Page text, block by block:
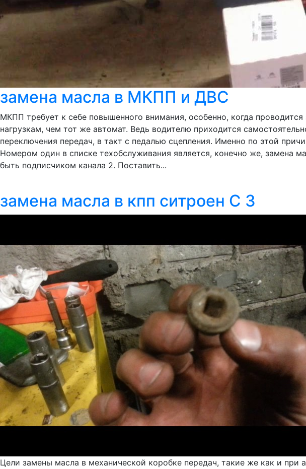
замена масла в МКПП и ДВС
МКПП требует к себе повышенного внимания, особенно, когда
нагрузкам, чем тот же автомат. Ведь водителю приходится
переключения передач, в такт с педалью сцепления. Именно по этой
Номером один в списке техобслуживания является, конечно же,
быть подписчиком канала 2. Поставить...
замена масла в кпп ситроен С 3
Цели замены масла в механической коробке передач, такие же как и